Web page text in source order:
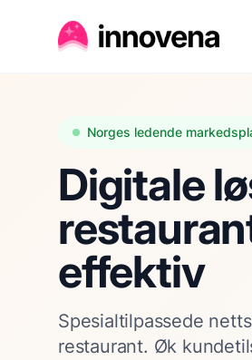
Norges ledende
Digitale
effektiv
Spesialtilpassede
restaurant. Øk